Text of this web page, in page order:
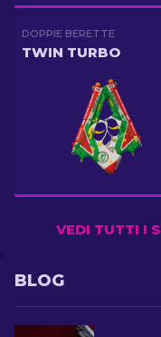
DOPPIE BERETTE
TWIN TURBO
VEDI TUTTI I
BLOG